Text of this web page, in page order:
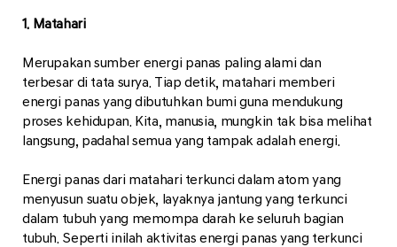
1. Matahari
Merupakan sumber energi panas paling alami dan
terbesar di tata surya. Tiap detik, matahari memberi
energi panas yang dibutuhkan bumi guna mendukung
proses kehidupan. Kita, manusia, mungkin tak bisa melihat
langsung, padahal semua yang tampak adalah energi.
Energi panas dari matahari terkunci dalam atom yang
menyusun suatu objek, layaknya jantung yang terkunci
dalam tubuh yang memompa darah ke seluruh bagian
tubuh. Seperti inilah aktivitas energi panas yang terkunci